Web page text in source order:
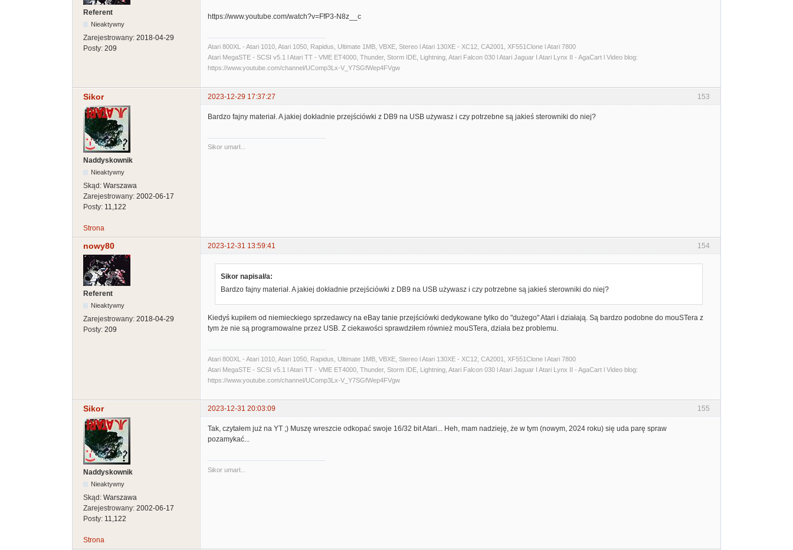
Referent
Nieaktywny
Zarejestrowany: 2018-04-29
Posty: 209
https://www.youtube.com/watch?v=FfP3-N8z__c
Atari 800XL - Atari 1010, Atari 1050, Rapidus, Ultimate 1MB, VBXE, Stereo l Atari 130XE - XC12, CA2001, XF551Clone l Atari 7800
Atari MegaSTE - SCSI v5.1 l Atari TT - VME ET4000, Thunder, Storm IDE, Lightning, Atari Falcon 030 l Atari Jaguar I Atari Lynx II - AgaCart l Video blog:
https://www.youtube.com/channel/UComp3Lx-V_Y7SGfWep4FVgw
153
Sikor 2023-12-29 17:37:27
Naddyskownik
Nieaktywny
Skąd: Warszawa
Zarejestrowany: 2002-06-17
Posty: 11,122
Bardzo fajny materiał. A jakiej dokładnie przejściówki z DB9 na USB używasz i czy potrzebne są jakieś sterowniki do niej?
Sikor umarł...
Strona
154
nowy80 2023-12-31 13:59:41
Referent
Nieaktywny
Zarejestrowany: 2018-04-29
Posty: 209
Sikor napisał/a:
Bardzo fajny materiał. A jakiej dokładnie przejściówki z DB9 na USB używasz i czy potrzebne są jakieś sterowniki do niej?
Kiedyś kupiłem od niemieckiego sprzedawcy na eBay tanie przejściówki dedykowane tylko do "dużego" Atari i działają. Są bardzo podobne do mouSTera z
tym że nie są programowalne przez USB. Z ciekawości sprawdziłem również mouSTera, działa bez problemu.
Atari 800XL - Atari 1010, Atari 1050, Rapidus, Ultimate 1MB, VBXE, Stereo l Atari 130XE - XC12, CA2001, XF551Clone l Atari 7800
Atari MegaSTE - SCSI v5.1 l Atari TT - VME ET4000, Thunder, Storm IDE, Lightning, Atari Falcon 030 l Atari Jaguar I Atari Lynx II - AgaCart l Video blog:
https://www.youtube.com/channel/UComp3Lx-V_Y7SGfWep4FVgw
155
Sikor 2023-12-31 20:03:09
Naddyskownik
Nieaktywny
Skąd: Warszawa
Zarejestrowany: 2002-06-17
Posty: 11,122
Tak, czytałem już na YT ;) Muszę wreszcie odkopać swoje 16/32 bit Atari... Heh, mam nadzieję, że w tym (nowym, 2024 roku) się uda parę spraw
pozamykać...
Sikor umarł...
Strona